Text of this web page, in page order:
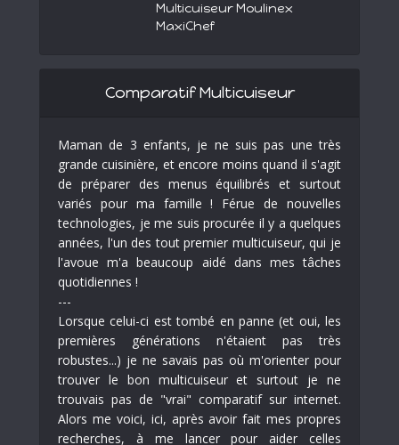
Multicuiseur Moulinex
MaxiChef
Comparatif Multicuiseur
Maman de 3 enfants, je ne suis pas une très
grande cuisinière, et encore moins quand il s'agit
de préparer des menus équilibrés et surtout
variés pour ma famille ! Férue de nouvelles
technologies, je me suis procurée il y a quelques
années, l'un des tout premier multicuiseur, qui je
l'avoue m'a beaucoup aidé dans mes tâches
quotidiennes !
---
Lorsque celui-ci est tombé en panne (et oui, les
premières générations n'étaient pas très
robustes...) je ne savais pas où m'orienter pour
trouver le bon multicuiseur et surtout je ne
trouvais pas de "vrai" comparatif sur internet.
Alors me voici, ici, après avoir fait mes propres
recherches, à me lancer pour aider celles